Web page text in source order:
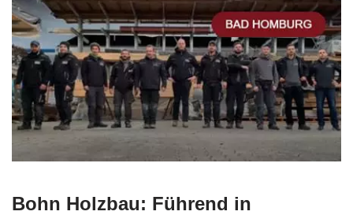
Bohn Holzbau: Führend in